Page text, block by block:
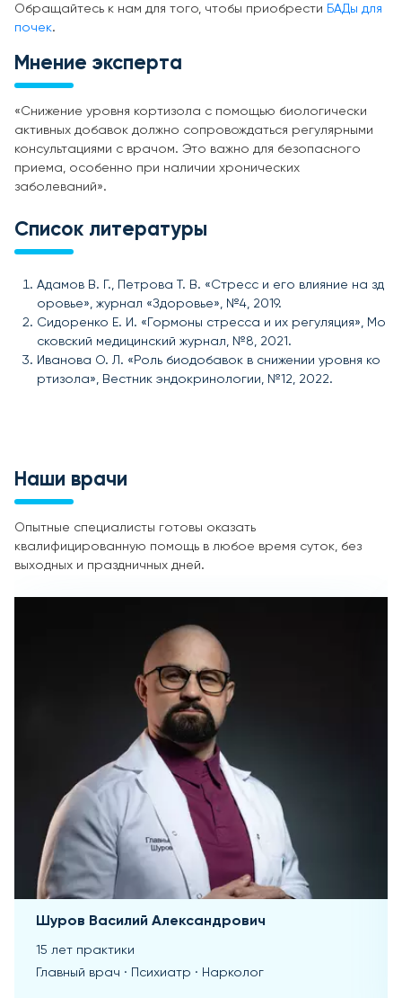
Обращайтесь к нам для того, чтобы приобрести БАДы для
почек.
Мнение эксперта
«Снижение уровня кортизола с помощью биологически
активных добавок должно сопровождаться регулярными
консультациями с врачом. Это важно для безопасного
приема, особенно при наличии хронических
заболеваний».
Список литературы
Адамов В. Г., Петрова Т. В. «Стресс и его влияние на зд
оровье», журнал «Здоровье», №4, 2019.
Сидоренко Е. И. «Гормоны стресса и их регуляция», Мо
сковский медицинский журнал, №8, 2021.
Иванова О. Л. «Роль биодобавок в снижении уровня ко
ртизола», Вестник эндокринологии, №12, 2022.
Наши врачи
Опытные специалисты готовы оказать
квалифицированную помощь в любое время суток, без
выходных и праздничных дней.
Шуров Василий Александрович
15 лет практики
Главный врач · Психиатр · Нарколог